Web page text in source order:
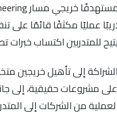
عمليًا مكثفًا قائمًا على
يتيح للمتدربين اكتساب
مشروعات حقيقية، إلى
من الشركات إلى